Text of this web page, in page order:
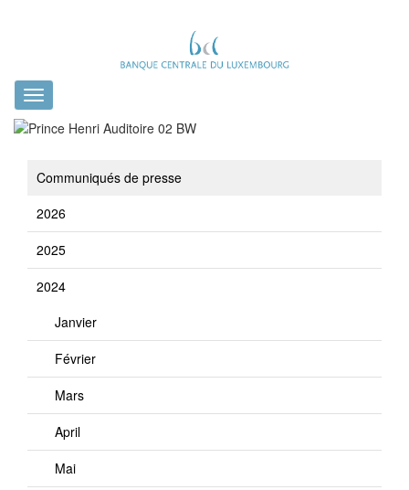
Toggle
navigation
Communiqués de presse
2026
2025
2024
Janvier
Février
Mars
April
Mai